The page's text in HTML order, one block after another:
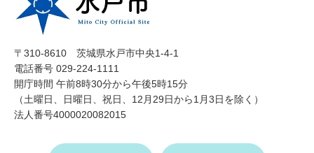
〒310-8610 茨城県水戸市中央1-4-1
電話番号 029-224-1111
開庁時間 午前8時30分から午後5時15分
（土曜日、日曜日、祝日、12月29日から1月3日を除く）
法人番号4000020082015